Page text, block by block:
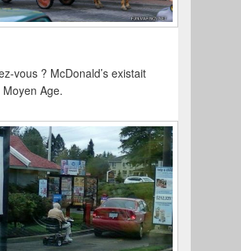
vous ? McDonald’s existait
Age.